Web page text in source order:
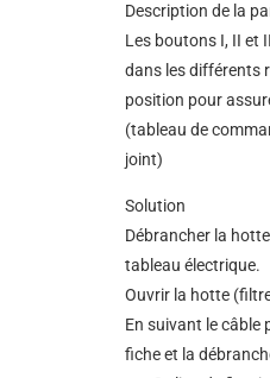
Description de la
Les boutons I, II et
dans les différents
position pour
(tableau de
joint)
Solution
Débrancher la
tableau électrique.
Ouvrir la hotte
En suivant le câble
fiche et la